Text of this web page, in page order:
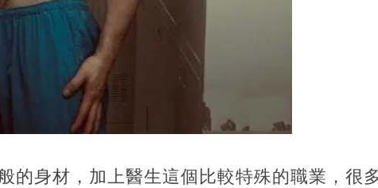
的身材，加上醫生這個比較特殊的職業，很